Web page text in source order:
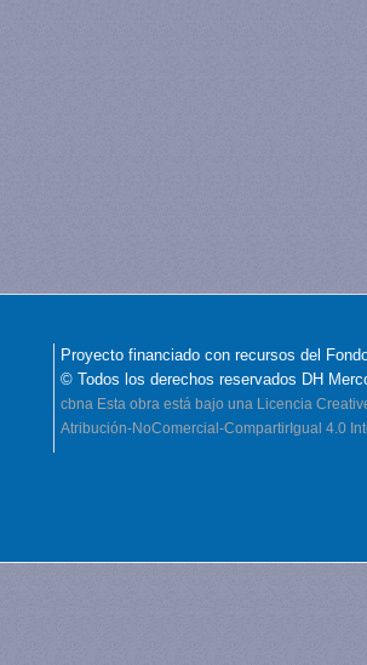
Proyecto financiado con recursos del
© Todos los derechos reservados DH
cbna Esta obra está bajo una Licencia
Atribución-NoComercial-CompartirIgual 4.0